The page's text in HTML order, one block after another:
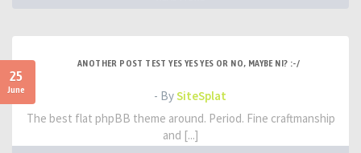
25
June
ANOTHER POST TEST YES YES YES OR NO, MAYBE NI? :-/
- BySiteSplat
The best flat phpBB theme around. Period. Fine craftmanship
and [...]